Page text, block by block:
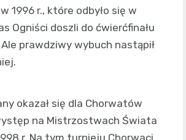
1996 r., które odbyło się w
Ogniści doszli do ćwierćfinału
prawdziwy wybuch nastąpił
okazał się dla Chorwatów
na Mistrzostwach Świata
r. Na tym turnieju Chorwaci